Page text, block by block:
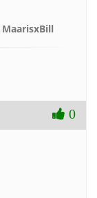
MaarisxBill
0